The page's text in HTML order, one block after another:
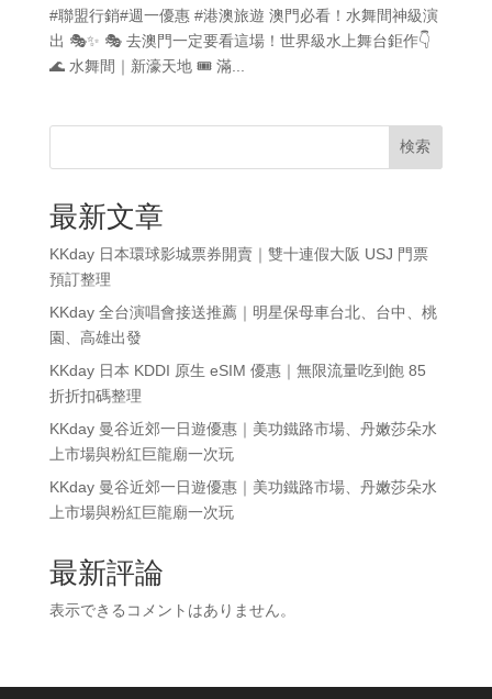
#聯盟行銷#週一優惠 #港澳旅遊 澳門必看！水舞間神級演
出 🎭✨ 🎭 去澳門一定要看這場！世界級水上舞台鉅作👇
🌊 水舞間｜新濠天地 🎟 滿...
検索
最新文章
KKday 日本環球影城票券開賣｜雙十連假大阪 USJ 門票
預訂整理
KKday 全台演唱會接送推薦｜明星保母車台北、台中、桃
園、高雄出發
KKday 日本 KDDI 原生 eSIM 優惠｜無限流量吃到飽 85
折折扣碼整理
KKday 曼谷近郊一日遊優惠｜美功鐵路市場、丹嫩莎朵水
上市場與粉紅巨龍廟一次玩
KKday 曼谷近郊一日遊優惠｜美功鐵路市場、丹嫩莎朵水
上市場與粉紅巨龍廟一次玩
最新評論
表示できるコメントはありません。